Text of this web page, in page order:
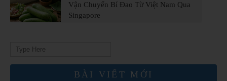
Vận Chuyển Bí Đao Từ Việt Nam Qua
Singapore
Search
BÀI VIẾT MỚI